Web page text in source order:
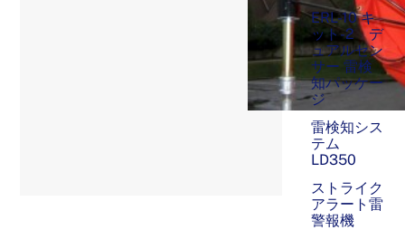
ERL-10 キ
ット-2 デ
ュアルセン
サー 雷検
知パッケー
ジ
雷検知シス
テム
LD350
ストライク
アラート雷
警報機